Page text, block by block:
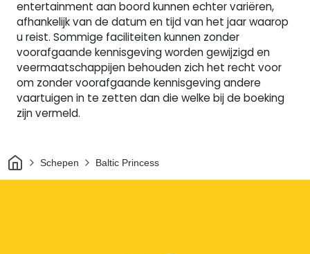
entertainment aan boord kunnen echter variëren,
afhankelijk van de datum en tijd van het jaar waarop
u reist. Sommige faciliteiten kunnen zonder
voorafgaande kennisgeving worden gewijzigd en
veermaatschappijen behouden zich het recht voor
om zonder voorafgaande kennisgeving andere
vaartuigen in te zetten dan die welke bij de boeking
zijn vermeld.
ThuisSchepen Baltic Princess